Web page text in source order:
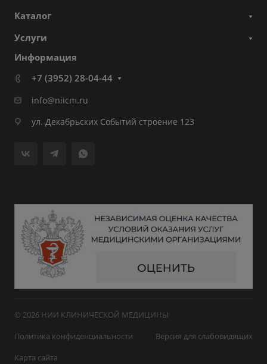
Каталог
Услуги
Информация
+7 (3952) 28-04-44
info@niicm.ru
ул. Декабрьских Событий строение 123
© 2026 НИИ КЛИНИЧЕСКОЙ МЕДИЦИНЫ
Политика конфиденциальности
Версия для слабовидящих
Карта сайта